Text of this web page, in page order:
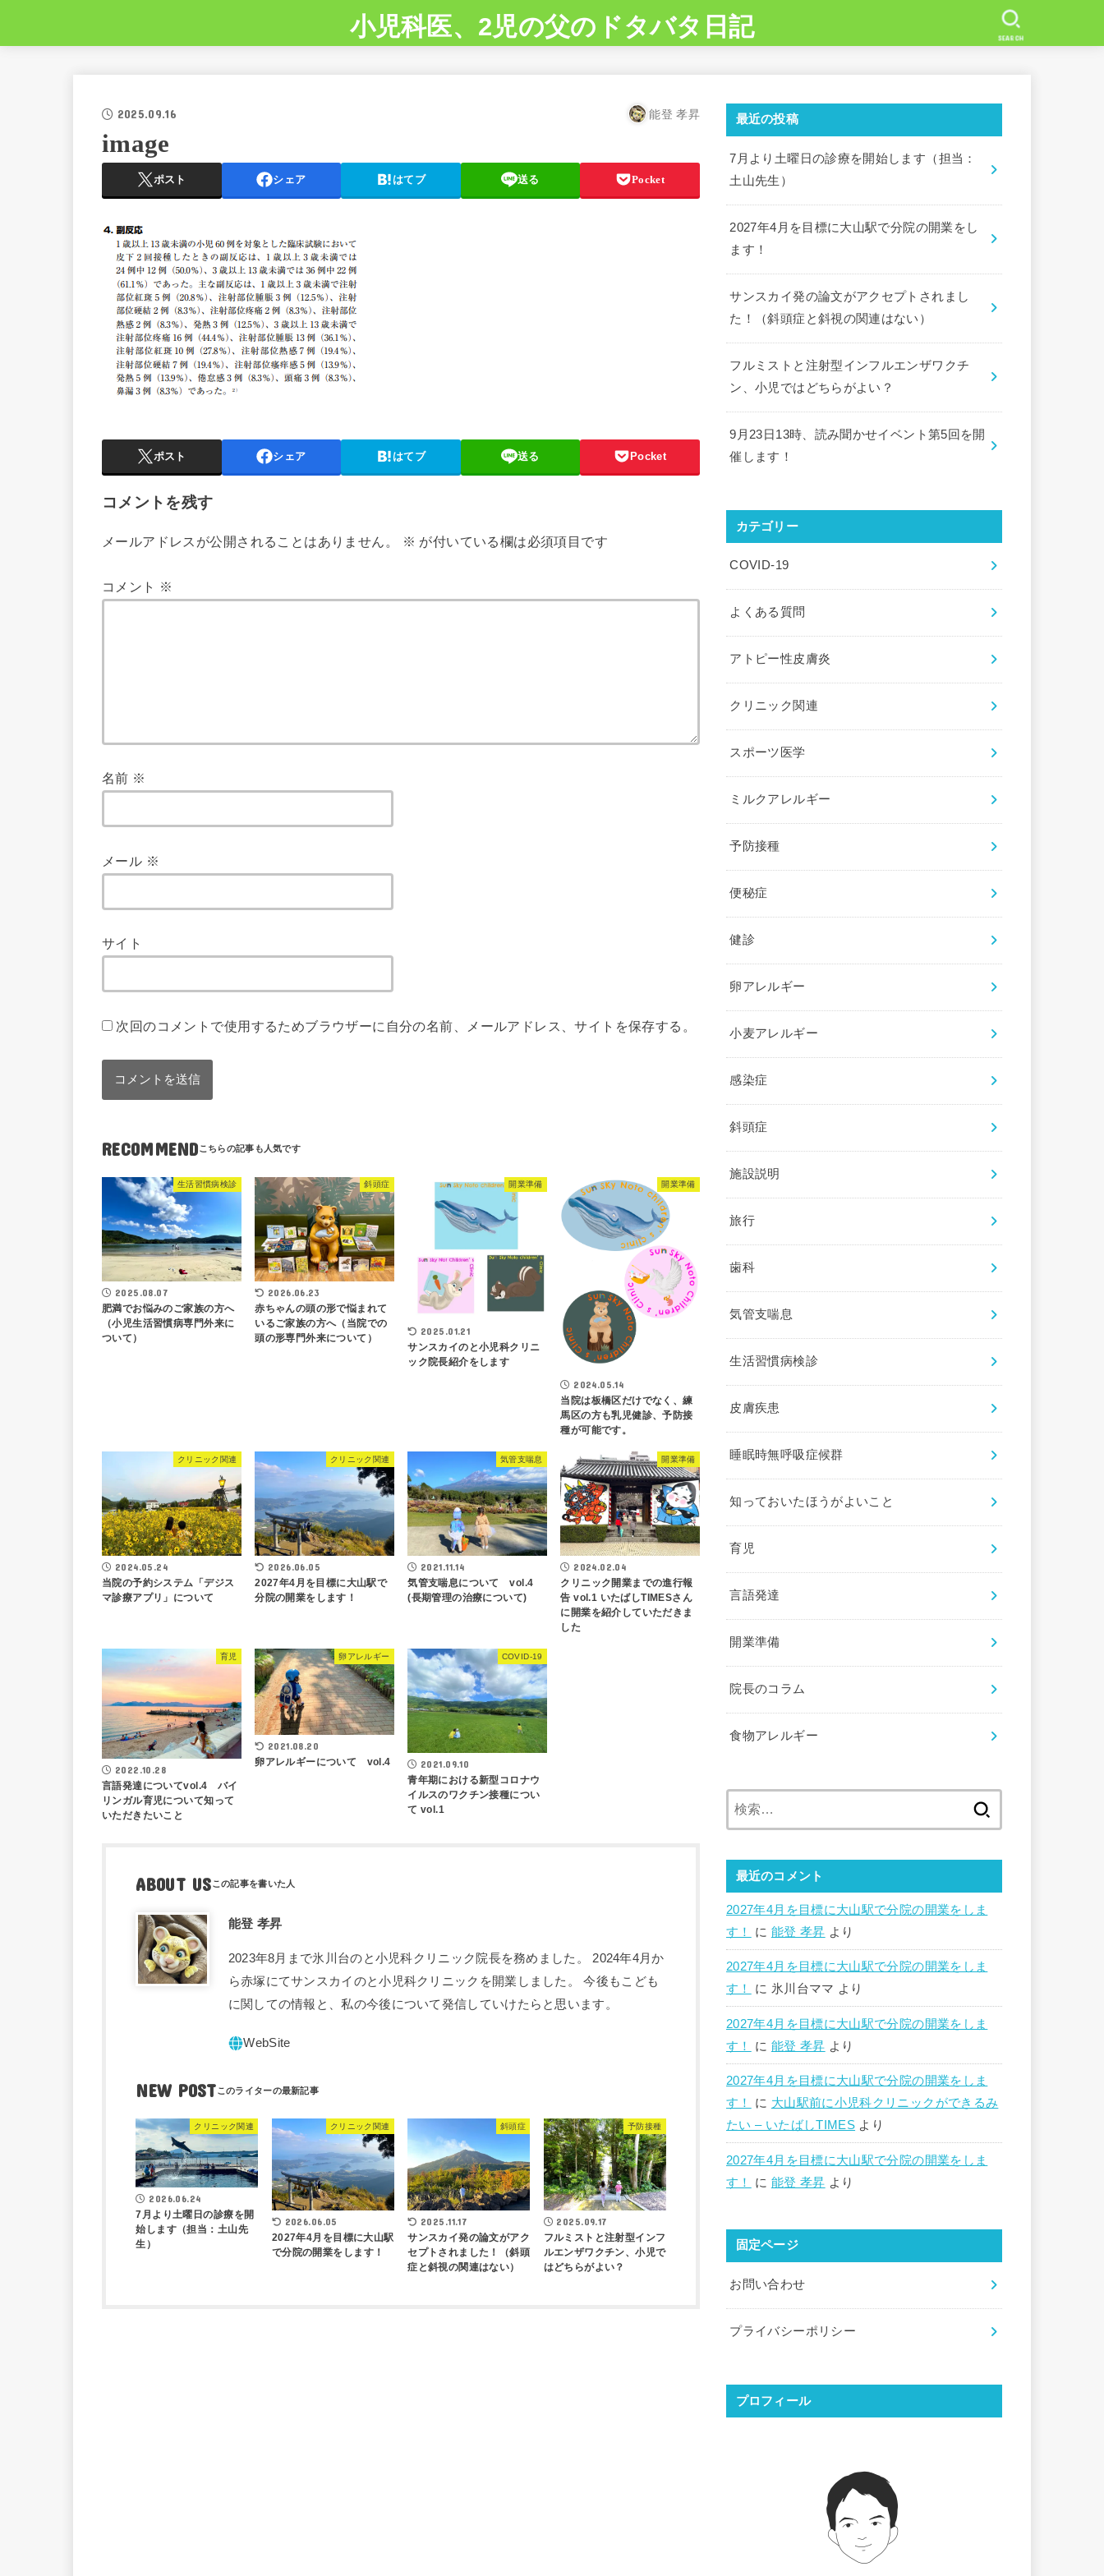
小児科医、2児の父のドタバタ日記 SEARCH
2025.09.16 能登 孝昇
image
ポスト シェア はてブ 送る Pocket
ポスト シェア はてブ 送る Pocket
コメントを残す
メールアドレスが公開されることはありません。 ※ が付いている欄は必須項目です
コメント ※
名前 ※
メール ※
サイト
次回のコメントで使用するためブラウザーに自分の名前、メールアドレス、サイトを保存する。
RECOMMEND
生活習慣病検診
2025.08.07
肥満でお悩みのご家族の方へ
（小児生活習慣病専門外来に
ついて）
斜頭症
2026.06.23
赤ちゃんの頭の形で悩まれて
いるご家族の方へ（当院での
頭の形専門外来について）
開業準備
2025.01.21
サンスカイのと小児科クリニ
ック院長紹介をします
開業準備
2024.05.14
当院は板橋区だけでなく、練
馬区の方も乳児健診、予防接
種が可能です。
クリニック関連
2024.05.24
当院の予約システム「デジス
マ診療アプリ」について
クリニック関連
2026.06.05
2027年4月を目標に大山駅で
分院の開業をします！
気管支喘息
2021.11.14
気管支喘息について vol.4
(長期管理の治療について)
開業準備
2024.02.04
クリニック開業までの進行報
告 vol.1 いたばしTIMESさん
に開業を紹介していただきま
した
育児
2022.10.28
言語発達についてvol.4 バイ
リンガル育児について知って
いただきたいこと
卵アレルギー
2021.08.20
卵アレルギーについて vol.4
COVID-19
2021.09.10
青年期における新型コロナウ
イルスのワクチン接種につい
て vol.1
ABOUT US
能登 孝昇
2023年8月まで氷川台のと小児科クリニック院長を務めました。 2024年4月か
ら赤塚にてサンスカイのと小児科クリニックを開業しました。 今後もこども
に関しての情報と、私の今後について発信していけたらと思います。
NEW POST
クリニック関連
2026.06.24
7月より土曜日の診療を開
始します（担当：土山先
生）
クリニック関連
2026.06.05
2027年4月を目標に大山駅
で分院の開業をします！
斜頭症
2025.11.17
サンスカイ発の論文がアク
セプトされました！（斜頭
症と斜視の関連はない）
予防接種
2025.09.17
フルミストと注射型インフ
ルエンザワクチン、小児で
はどちらがよい？
最近の投稿
7月より土曜日の診療を開始します（担当：
土山先生）
2027年4月を目標に大山駅で分院の開業をし
ます！
サンスカイ発の論文がアクセプトされまし
た！（斜頭症と斜視の関連はない）
フルミストと注射型インフルエンザワクチ
ン、小児ではどちらがよい？
9月23日13時、読み聞かせイベント第5回を開
催します！
カテゴリー
COVID-19
よくある質問
アトピー性皮膚炎
クリニック関連
スポーツ医学
ミルクアレルギー
予防接種
便秘症
健診
卵アレルギー
小麦アレルギー
感染症
斜頭症
施設説明
旅行
歯科
気管支喘息
生活習慣病検診
皮膚疾患
睡眠時無呼吸症候群
知っておいたほうがよいこと
育児
言語発達
開業準備
院長のコラム
食物アレルギー
最近のコメント
2027年4月を目標に大山駅で分院の開業をしま
す！
に 能登 孝昇 より
2027年4月を目標に大山駅で分院の開業をしま
す！
に 氷川台ママ より
2027年4月を目標に大山駅で分院の開業をしま
す！
に 能登 孝昇 より
2027年4月を目標に大山駅で分院の開業をしま
す！
に 大山駅前に小児科クリニックができるみ
たい – いたばしTIMES より
2027年4月を目標に大山駅で分院の開業をしま
す！
に 能登 孝昇 より
固定ページ
お問い合わせ
プライバシーポリシー
プロフィール